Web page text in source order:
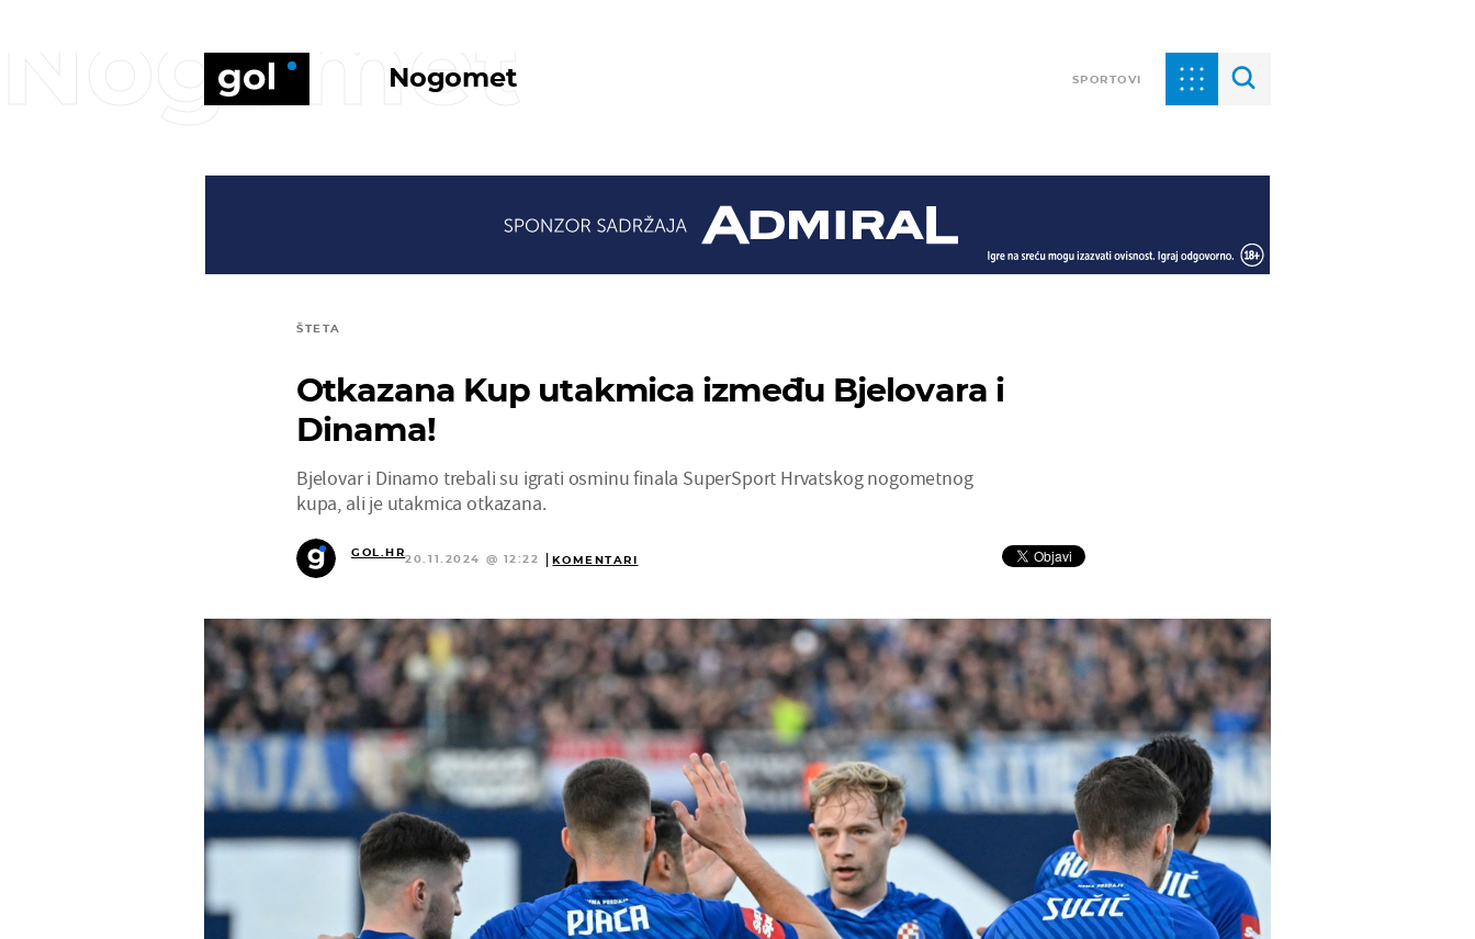
Nogomet SPORTOVI
Nogomet
ŠTETA
Otkazana Kup utakmica između Bjelovara i
Dinama!
Bjelovar i Dinamo trebali su igrati osminu finala SuperSport Hrvatskog nogometnog
kupa, ali je utakmica otkazana.
GOL.HR
20.11.2024 @ 12:22 KOMENTARI